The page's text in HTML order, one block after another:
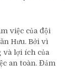
việc của đội
Hưu. Bởi vì
lợi ích của
an toàn. Đảm